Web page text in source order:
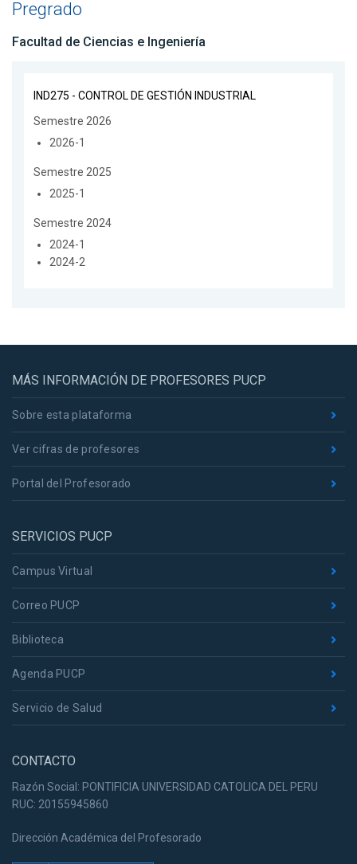
Pregrado
Facultad de Ciencias e Ingeniería
IND275 - CONTROL DE GESTIÓN INDUSTRIAL
Semestre 2026
2026-1
Semestre 2025
2025-1
Semestre 2024
2024-1
2024-2
MÁS INFORMACIÓN DE PROFESORES PUCP
Sobre esta plataforma
Ver cifras de profesores
Portal del Profesorado
SERVICIOS PUCP
Campus Virtual
Correo PUCP
Biblioteca
Agenda PUCP
Servicio de Salud
CONTACTO
Razón Social: PONTIFICIA UNIVERSIDAD CATOLICA DEL PERU
RUC: 20155945860
Dirección Académica del Profesorado